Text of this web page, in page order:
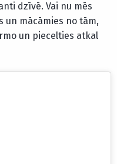
dzīvē. Vai nu mēs
un mācāmies no tām,
un piecelties atkal